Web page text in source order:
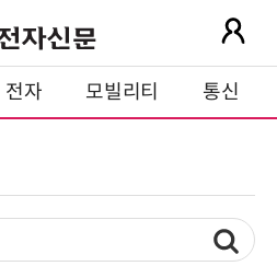
전자 모빌리티 통신